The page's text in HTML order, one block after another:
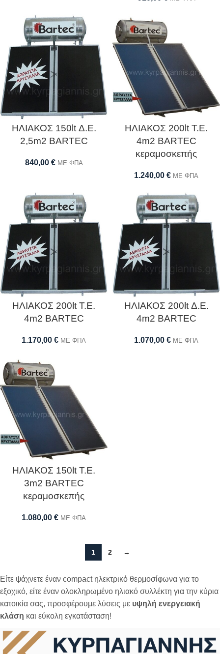
ΗΛΙΑΚΟΣ 150lt Δ.Ε.
2,5m2 BARTEC
840,00 € ΜΕ ΦΠΑ
ΗΛΙΑΚΟΣ 200lt Τ.Ε.
4m2 BARTEC
κεραμοσκεπής
1.240,00 € ΜΕ ΦΠΑ
ΗΛΙΑΚΟΣ 200lt Τ.Ε.
4m2 BARTEC
1.170,00 € ΜΕ ΦΠΑ
ΗΛΙΑΚΟΣ 200lt Δ.Ε.
4m2 BARTEC
1.070,00 € ΜΕ ΦΠΑ
ΗΛΙΑΚΟΣ 150lt Τ.Ε.
3m2 BARTEC
κεραμοσκεπής
1.080,00 € ΜΕ ΦΠΑ
1 2 →
Είτε ψάχνετε έναν compact ηλεκτρικό θερμοσίφωνα για το
εξοχικό, είτε έναν ολοκληρωμένο ηλιακό συλλέκτη για την κύρια
κατοικία σας, προσφέρουμε λύσεις με υψηλή ενεργειακή
κλάση και εύκολη εγκατάσταση!